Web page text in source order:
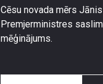
Cēsu novada mērs
Premjerministres
mēģinājums.